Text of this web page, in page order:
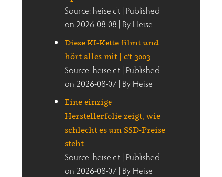
Source: heise c't Published
on 2026-08-08 By Heise
Diese KI-Kette filmt und
hört alles mit | c't 3003
Source: heise c't Published
on 2026-08-07 By Heise
Eine einzige
Herstellerfolie zeigt, wie
schlecht es um SSD-Preise
steht
Source: heise c't Published
on 2026-08-07 By Heise